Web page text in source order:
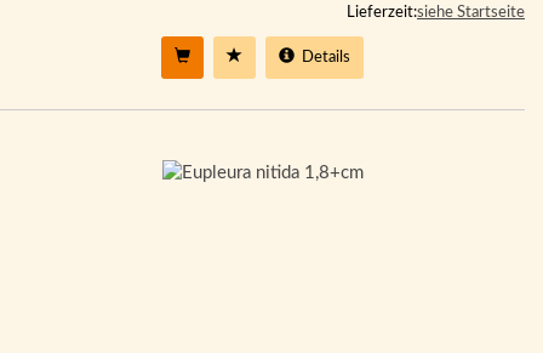
Lieferzeit:siehe Startseite
Details